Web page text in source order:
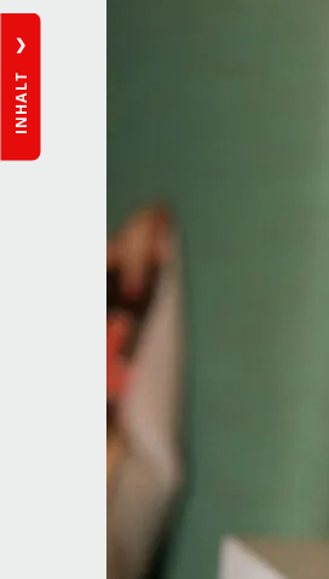
INHALT